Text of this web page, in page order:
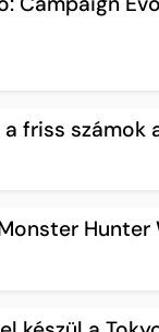
friss számok
Hunter